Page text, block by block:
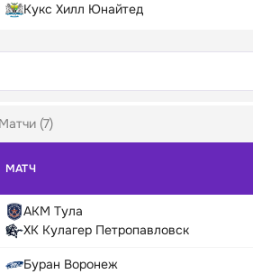
Кукс Хилл Юнайтед
Матчи (7)
МАТЧ
АКМ Тула
ХК Кулагер Петропавловск
Буран Воронеж